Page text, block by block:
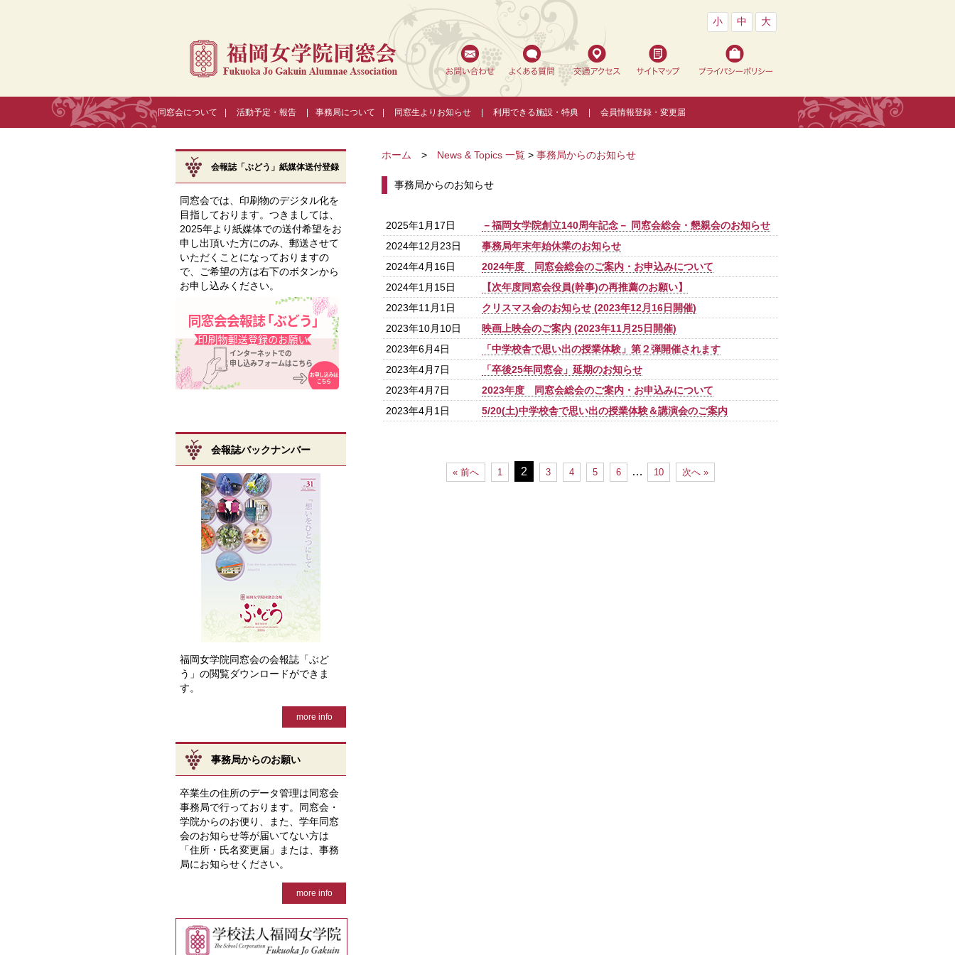
福岡女学院同窓会
小 中 大
同窓会について 活動予定・報告 事務局について 同窓生よりお知らせ 利用できる施設・特典 会員情報登録・変更届
ホーム > News & Topics 一覧 > 事務局からのお知らせ
事務局からのお知らせ
2025年1月17日
－福岡女学院創立140周年記念－ 同窓会総会・懇親会のお知らせ
2024年12月23日
事務局年末年始休業のお知らせ
2024年4月16日
2024年度 同窓会総会のご案内・お申込みについて
2024年1月15日
【次年度同窓会役員(幹事)の再推薦のお願い】
2023年11月1日
クリスマス会のお知らせ (2023年12月16日開催)
2023年10月10日
映画上映会のご案内 (2023年11月25日開催)
2023年6月4日
「中学校舎で思い出の授業体験」第２弾開催されます
2023年4月7日
「卒後25年同窓会」延期のお知らせ
2023年4月7日
2023年度 同窓会総会のご案内・お申込みについて
2023年4月1日
5/20(土)中学校舎で思い出の授業体験＆講演会のご案内
« 前へ 1 2 3 4 5 6 … 10 次へ »
会報誌「ぶどう」紙媒体送付登録
同窓会では、印刷物のデジタル化を
目指しております。つきましては、
2025年より紙媒体での送付希望をお
申し出頂いた方にのみ、郵送させて
いただくことになっておりますの
で、ご希望の方は右下のボタンから
お申し込みください。
会報誌バックナンバー
福岡女学院同窓会の会報誌「ぶど
う」の閲覧ダウンロードができま
す。
more info
事務局からのお願い
卒業生の住所のデータ管理は同窓会
事務局で行っております。同窓会・
学院からのお便り、また、学年同窓
会のお知らせ等が届いてない方は
「住所・氏名変更届」または、事務
局にお知らせください。
more info